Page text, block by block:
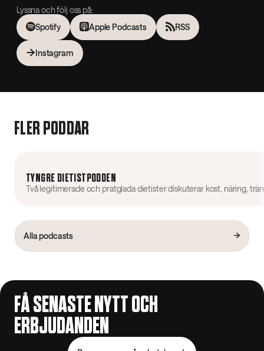
Lyssna och följ oss på:
Spotify
Apple Podcasts RSS
Instagram
FLER PODDAR
TYNGRE DIETISTPODDEN
Alla podcasts
FÅ SENASTE NYTT OCH
ERBJUDANDEN